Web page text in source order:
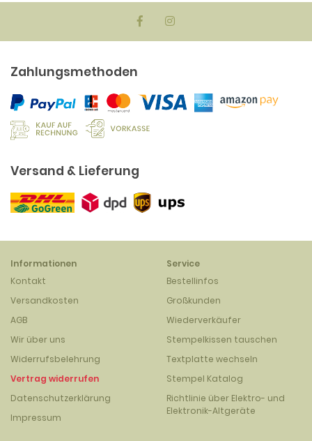
Zahlungsmethoden
Versand & Lieferung
Informationen
Kontakt
Versandkosten
AGB
Wir über uns
Widerrufsbelehrung
Vertrag widerrufen
Datenschutzerklärung
Impressum
Service
Bestellinfos
Großkunden
Wiederverkäufer
Stempelkissen tauschen
Textplatte wechseln
Stempel Katalog
Richtlinie über Elektro- und
Elektronik-Altgeräte